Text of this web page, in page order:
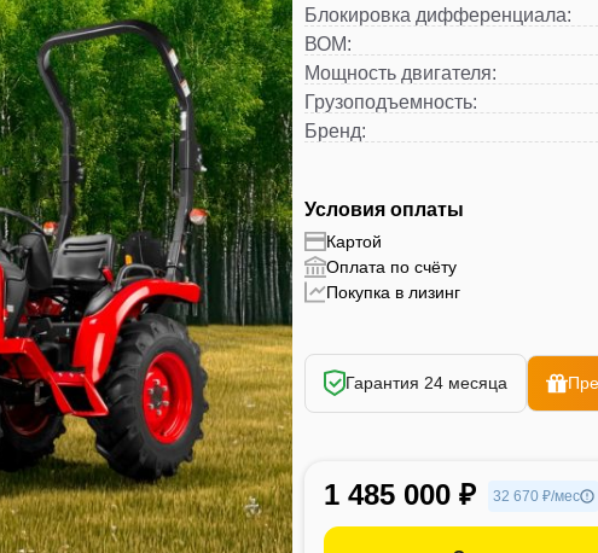
Блокировка дифференциала:
ВОМ:
Мощность двигателя:
Грузоподъемность:
Бренд:
Условия оплаты
Картой
Оплата по счёту
Покупка в лизинг
Гарантия 24 месяца
1 485 000 ₽ 32 670 ₽/мес